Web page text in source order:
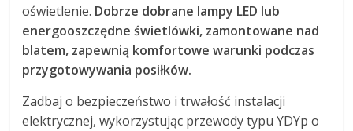
oświetlenie. Dobrze dobrane lampy LED lub
energooszczędne świetlówki, zamontowane nad
blatem, zapewnią komfortowe warunki podczas
przygotowywania posiłków.
Zadbaj o bezpieczeństwo i trwałość instalacji
elektrycznej, wykorzystując przewody typu YDYp o